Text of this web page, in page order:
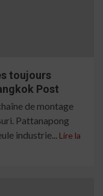
toujours
Post
de montage
Pattanapong
industrie... Lire la